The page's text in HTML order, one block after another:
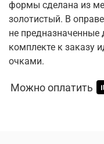
формы сделана из
золотистый. В
не предназначенные
комплекте к заказу
очками.
Можно оплатить